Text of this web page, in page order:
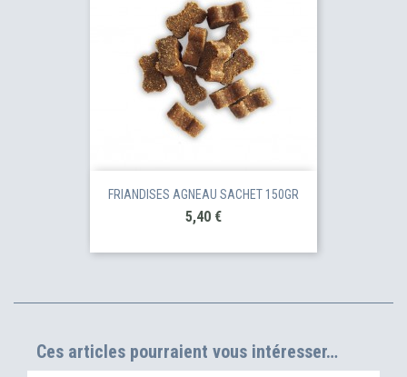
FRIANDISES AGNEAU SACHET 150GR
Prix
5,40 €
Ces articles pourraient vous intéresser…